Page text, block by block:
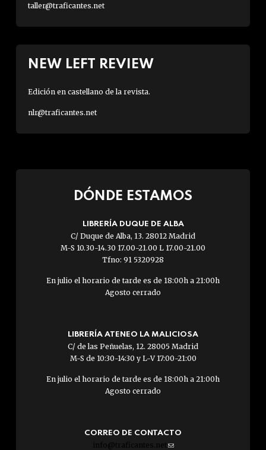
taller@traficantes.net
NEW LEFT REVIEW
Edición en castellano de la revista.
nlr@traficantes.net
DÓNDE ESTAMOS
LIBRERÍA DUQUE DE ALBA
C/ Duque de Alba, 13. 28012 Madrid
M-S 10.30-14.30 17.00-21.00 L 17.00-21.00
Tfno: 91 5320928
En julio el horario de tarde es de 18:00h a 21:00h
Agosto cerrado
LIBRERÍA ATENEO LA MALICIOSA
C/ de las Peñuelas, 12. 28005 Madrid
M-S de 10:30-14:30 y L-V 17:00-21:00
En julio el horario de tarde es de 18:00h a 21:00h
Agosto cerrado
CORREO DE CONTACTO
info@traficantes.net (link